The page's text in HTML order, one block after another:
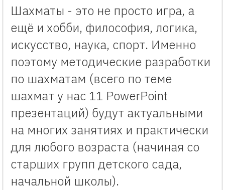
Шахматы - это не просто игра, а
ещё и хобби, философия, логика,
искусство, наука, спорт. Именно
поэтому методические разработки
по шахматам (всего по теме
шахмат у нас 11 PowerPoint
презентаций) будут актуальными
на многих занятиях и практически
для любого возраста (начиная со
старших групп детского сада,
начальной школы).